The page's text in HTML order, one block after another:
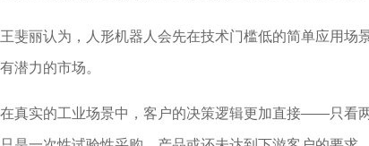
王斐丽认为，人形机器人会先在技术门槛低的简单应用
有潜力的市场。
在真实的工业场景中，客户的决策逻辑更加直接——只看